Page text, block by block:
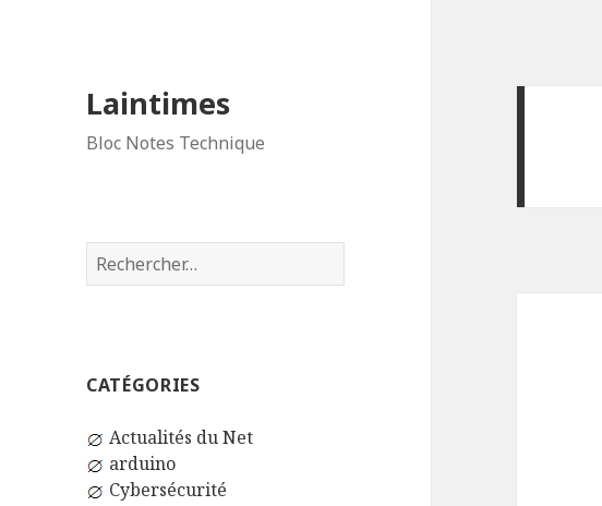
Laintimes
Bloc Notes Technique
Rechercher :
CATÉGORIES
Actualités du Net
arduino
Cybersécurité